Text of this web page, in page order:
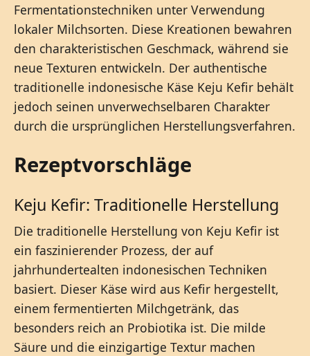
Fermentationstechniken unter Verwendung
lokaler Milchsorten. Diese Kreationen bewahren
den charakteristischen Geschmack, während sie
neue Texturen entwickeln. Der authentische
traditionelle indonesische Käse Keju Kefir behält
jedoch seinen unverwechselbaren Charakter
durch die ursprünglichen Herstellungsverfahren.
Rezeptvorschläge
Keju Kefir: Traditionelle Herstellung
Die traditionelle Herstellung von Keju Kefir ist
ein faszinierender Prozess, der auf
jahrhundertealten indonesischen Techniken
basiert. Dieser Käse wird aus Kefir hergestellt,
einem fermentierten Milchgetränk, das
besonders reich an Probiotika ist. Die milde
Säure und die einzigartige Textur machen